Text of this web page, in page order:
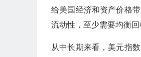
给美国经济和资产价格
流动性，至少需要均衡
从中长期来看，美元指